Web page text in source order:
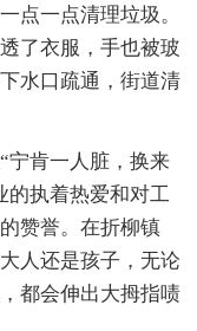
点一点清理垃圾。
了衣服，手也被玻
水口疏通，街道清
肯一人脏，换来
的执着热爱和对工
赞誉。在折柳镇
人还是孩子，无论
都会伸出大拇指啧